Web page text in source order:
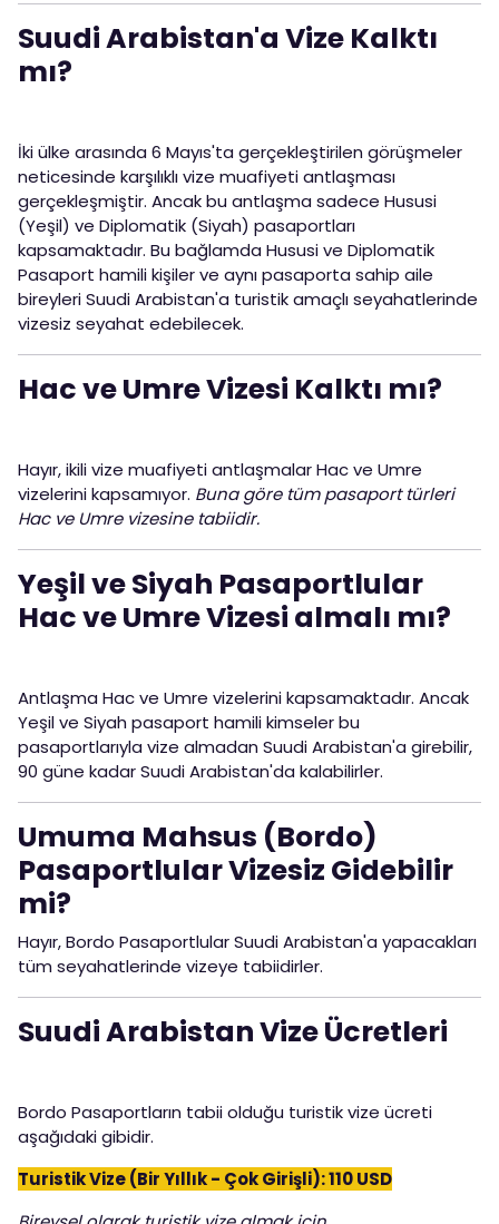
Suudi Arabistan'a Vize Kalktı
mı?
İki ülke arasında 6 Mayıs'ta gerçekleştirilen görüşmeler
neticesinde karşılıklı vize muafiyeti antlaşması
gerçekleşmiştir. Ancak bu antlaşma sadece Hususi
(Yeşil) ve Diplomatik (Siyah) pasaportları
kapsamaktadır. Bu bağlamda Hususi ve Diplomatik
Pasaport hamili kişiler ve aynı pasaporta sahip aile
bireyleri Suudi Arabistan'a turistik amaçlı seyahatlerinde
vizesiz seyahat edebilecek.
Hac ve Umre Vizesi Kalktı mı?
Hayır, ikili vize muafiyeti antlaşmalar Hac ve Umre
vizelerini kapsamıyor. Buna göre tüm pasaport türleri
Hac ve Umre vizesine tabiidir.
Yeşil ve Siyah Pasaportlular
Hac ve Umre Vizesi almalı mı?
Antlaşma Hac ve Umre vizelerini kapsamaktadır. Ancak
Yeşil ve Siyah pasaport hamili kimseler bu
pasaportlarıyla vize almadan Suudi Arabistan'a girebilir,
90 güne kadar Suudi Arabistan'da kalabilirler.
Umuma Mahsus (Bordo)
Pasaportlular Vizesiz Gidebilir
mi?
Hayır, Bordo Pasaportlular Suudi Arabistan'a yapacakları
tüm seyahatlerinde vizeye tabiidirler.
Suudi Arabistan Vize Ücretleri
Bordo Pasaportların tabii olduğu turistik vize ücreti
aşağıdaki gibidir.
Turistik Vize (Bir Yıllık - Çok Girişli): 110 USD